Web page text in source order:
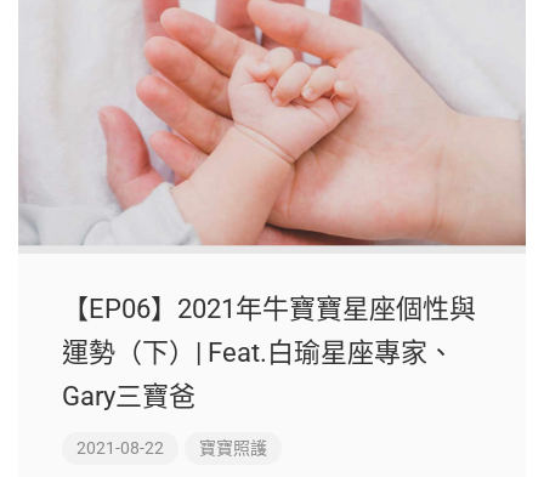
【EP06】2021年牛寶寶星座個性與
運勢（下）| Feat.白瑜星座專家、
Gary三寶爸
2021-08-22 寶寶照護